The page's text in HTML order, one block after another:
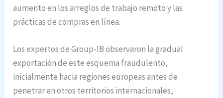
aumento en los arreglos de trabajo remoto y las
prácticas de compras en línea.
Los expertos de Group-IB observaron la gradual
exportación de este esquema fraudulento,
inicialmente hacia regiones europeas antes de
penetrar en otros territorios internacionales,